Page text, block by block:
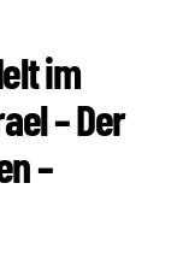
im
– Der
–